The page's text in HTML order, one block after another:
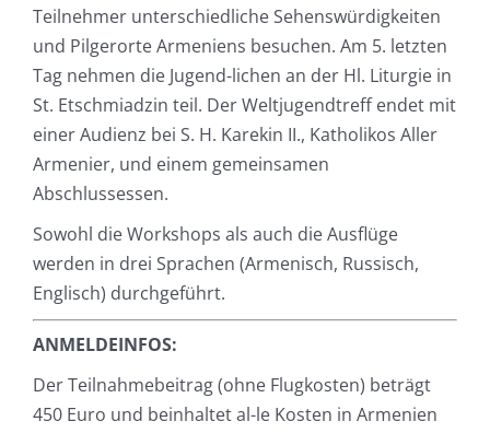
Teilnehmer unterschiedliche Sehenswürdigkeiten
und Pilgerorte Armeniens besuchen. Am 5. letzten
Tag nehmen die Jugend-lichen an der Hl. Liturgie in
St. Etschmiadzin teil. Der Weltjugendtreff endet mit
einer Audienz bei S. H. Karekin II., Katholikos Aller
Armenier, und einem gemeinsamen
Abschlussessen.
Sowohl die Workshops als auch die Ausflüge
werden in drei Sprachen (Armenisch, Russisch,
Englisch) durchgeführt.
ANMELDEINFOS:
Der Teilnahmebeitrag (ohne Flugkosten) beträgt
450 Euro und beinhaltet al-le Kosten in Armenien